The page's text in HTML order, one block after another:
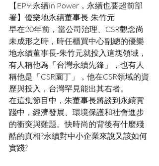
【EP9:永續in Power，永續也要超前部
署】優樂地永續董事長-朱竹元
早在20年前，當公司治理、CSR觀念尚
未成形之時，時任櫃買中心副總的優樂
地永續董事長-朱竹元就投入這塊領域，
有人稱他為「台灣永續先鋒」，也有人
稱他是「CSR園丁」，他在CSR領域的資
歷與投入，台灣罕見能出其右者。
在這集節目中，朱董事長將談到永續實
踐中，經濟發展、環境保護和社會進步
的衝突與難題。快時尚的背後有什麼殘
酷的真相?永續對中小企業來說又該如何
實踐?